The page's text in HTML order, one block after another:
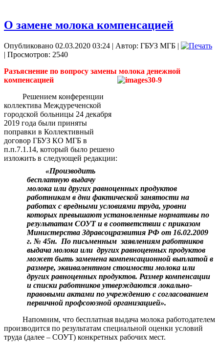
О замене молока компенсацией
Опубликовано 02.03.2020 03:24 | Автор: ГБУЗ МГБ |
| Просмотров: 2540
Разъяснение по вопросу замены молока денежной
компенсацией
Решением конференции
коллектива Междуреченской
городской больницы 24 декабря
2019 года были приняты
поправки в Коллективный
договор ГБУЗ КО МГБ в
п.п.7.1.14, который было решено
изложить в следующей редакции:
«Производить
бесплатную выдачу
молока или других равноценных продуктов
работникам в дни фактической занятости на
работах с вредными условиями труда, уровни
которых превышают установленные нормативы по
результатам СОУТ и в соответствии с приказом
Министерства Здравсоцразвития РФ от 16.02.2009
г. № 45н. По письменным заявлениям работников
выдача молока или других равноценных продуктов
может быть заменена компенсационной выплатой в
размере, эквивалентном стоимости молока или
других равноценных продуктов. Размер компенсации
и списки работников утверждаются локально-
правовыми актами по учреждению с согласованием
первичной профсоюзной организацией».
Напомним, что бесплатная выдача молока работодателем
производится по результатам специальной оценки условий
труда (далее – СОУТ) конкретных рабочих мест.